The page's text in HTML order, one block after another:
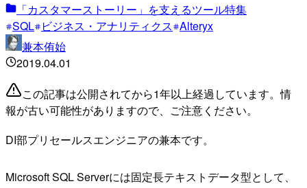
「カスタマーストーリー」を支えるツール特集
SQL ビジネス・アナリティクス Alteryx
兼本侑始
2019.04.01
この記事は公開されてから1年以上経過しています。情
報が古い可能性がありますので、ご注意ください。
DI部プリセールスエンジニアの兼本です。
Microsoft SQL Serverには固定長テキストデータ型として、